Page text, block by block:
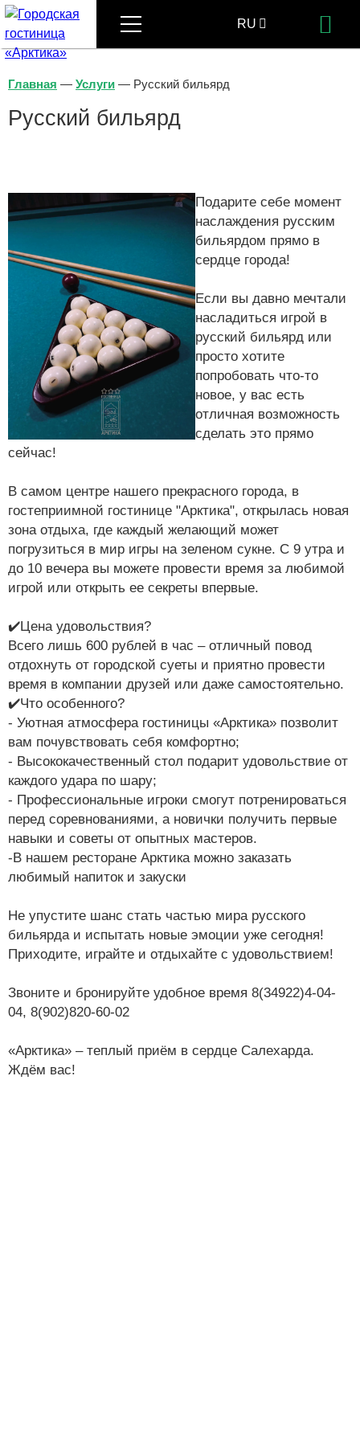
Меню RU
Главная — Услуги — Русский бильярд
Русский бильярд
Подарите себе момент
наслаждения русским
бильярдом прямо в
сердце города!
Если вы давно мечтали
насладиться игрой в
русский бильярд или
просто хотите
попробовать что-то
новое, у вас есть
отличная возможность
сделать это прямо
сейчас!
В самом центре нашего прекрасного города, в
гостеприимной гостинице "Арктика", открылась новая
зона отдыха, где каждый желающий может
погрузиться в мир игры на зеленом сукне. С 9 утра и
до 10 вечера вы можете провести время за любимой
игрой или открыть ее секреты впервые.
✔️Цена удовольствия?
Всего лишь 600 рублей в час – отличный повод
отдохнуть от городской суеты и приятно провести
время в компании друзей или даже самостоятельно.
✔️Что особенного?
- Уютная атмосфера гостиницы «Арктика» позволит
вам почувствовать себя комфортно;
- Высококачественный стол подарит удовольствие от
каждого удара по шару;
- Профессиональные игроки смогут потренироваться
перед соревнованиями, а новички получить первые
навыки и советы от опытных мастеров.
-В нашем ресторане Арктика можно заказать
любимый напиток и закуски
Не упустите шанс стать частью мира русского
бильярда и испытать новые эмоции уже сегодня!
Приходите, играйте и отдыхайте с удовольствием!
Звоните и бронируйте удобное время 8(34922)4-04-
04, 8(902)820-60-02
«Арктика» – теплый приём в сердце Салехарда.
Ждём вас!